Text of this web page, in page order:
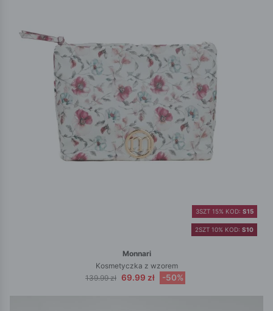
2SZT 10% KOD: S10
3SZT 15% KOD: S15
Monnari
Kosmetyczka z wzorem
139.99 zł 69.99 zł -50%